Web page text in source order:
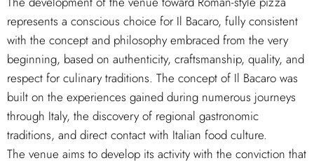
represents a conscious choice for Il Bacaro, fully consistent
with the concept and philosophy embraced from the very
beginning, based on authenticity, craftsmanship, quality, and
respect for culinary traditions. The concept of Il Bacaro was
built on the experiences gained during numerous journeys
through Italy, the discovery of regional gastronomic
traditions, and direct contact with Italian food culture.
The venue aims to develop its activity with the conviction that